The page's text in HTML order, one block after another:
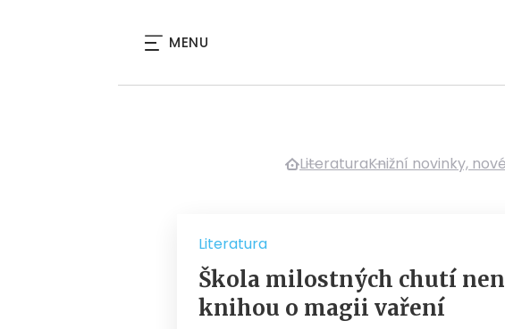
MENU
LiteraturaKnižní novinky,
Literatura
Škola milostných chutí
knihou o magii vaření